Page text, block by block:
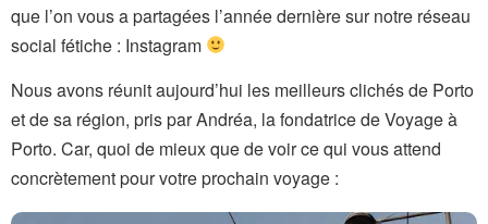
que l’on vous a partagées l’année dernière sur notre réseau
social fétiche : Instagram
Nous avons réunit aujourd’hui les meilleurs clichés de Porto
et de sa région, pris par Andréa, la fondatrice de Voyage à
Porto. Car, quoi de mieux que de voir ce qui vous attend
concrètement pour votre prochain voyage :